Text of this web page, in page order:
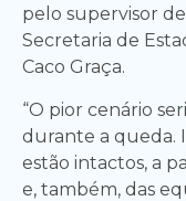
pelo supervisor
Secretaria de
Caco Graça.
“O pior cenário
durante a queda.
estão intactos, a
e, também, das